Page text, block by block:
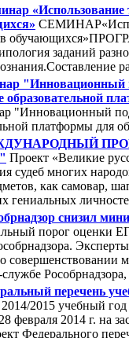
заданий
"Инновационный
образовательной
"Инновационный
платформы для
Проект «Великие
судеб многих
как самовар,
гениальных
снизил
порог оценки
о
перечень
2015 учебный
февраля 2014 г. на
Федерального